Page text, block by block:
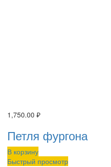
1,750.00 ₽
Петля фургона
В корзину
Быстрый просмотр